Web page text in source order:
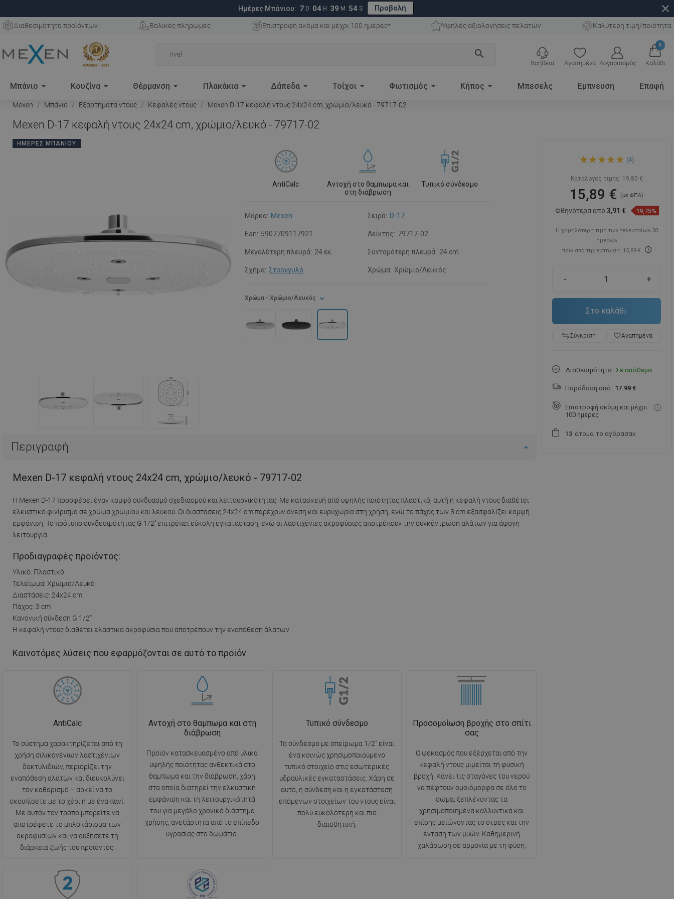
Ημέρες Μπάνιου: 7 D 04 H 39 M 53 S Προβολή close
Διαθεσιμότητα προϊόντων Βολικές πληρωμές Επιστροφή ακόμα και μέχρι 100 ημέρες* Υψηλές αξιολογήσεις πελατών Καλύτερη τιμή/ποιότητα
search
Αγαπημένα Λογαριασμός
0
Καλάθι
Βοήθεια
Μπάνιο Κουζίνα Θέρμανση Πλακάκια Δάπεδα Τοίχοι Φωτισμός Κήπος Μπεσελς Εμπνευση Επαφή
Mexen Μπάνιο Εξαρτήματα ντους Κεφαλές ντους Mexen D-17 κεφαλή ντους 24x24 cm, χρώμιο/λευκό - 79717-02
Mexen D-17 κεφαλή ντους 24x24 cm, χρώμιο/λευκό - 79717-02
ΗΜΈΡΕΣ ΜΠΆΝΙΟΥ
AntiCalc
Αντοχή στο θαμπωμα και
στη διάβρωση
Τυπικό σύνδεσμο
Μάρκα: Mexen Σειρά: D-17
Ean: 5907709117921 Δείκτης: 79717-02
Μεγαλύτερη πλευρά: 24 εκ. Συντομότερη πλευρά: 24 cm
Σχήμα: Στρογγυλό Χρώμα: Χρώμιο/Λευκός
Χρώμα - Χρώμιο/Λευκός
Περιγραφή
Mexen D-17 κεφαλή ντους 24x24 cm, χρώμιο/λευκό - 79717-02
Η Mexen D-17 προσφέρει έναν κομψό συνδυασμό σχεδιασμού και λειτουργικότητας. Με κατασκευή από υψηλής ποιότητας πλαστικό, αυτή η κεφαλή ντους διαθέτει
ελκυστικό φινίρισμα σε χρώμα χρωμίου και λευκού. Οι διαστάσεις 24x24 cm παρέχουν άνεση και ευρυχωρία στη χρήση, ενώ το πάχος των 3 cm εξασφαλίζει κομψή
εμφάνιση. Το πρότυπο συνδεσιμότητας G 1/2'' επιτρέπει εύκολη εγκατάσταση, ενώ οι λαστιχένιες ακροφύσιες αποτρέπουν την συγκέντρωση αλάτων για άψογη
λειτουργία.
Προδιαγραφές προϊόντος:
Υλικό: Πλαστικό
Τελείωμα: Χρώμιο/Λευκό
Διαστάσεις: 24x24 cm
Πάχος: 3 cm
Κανονική σύνδεση G 1/2"
Η κεφαλή ντους διαθέτει ελαστικά ακροφύσια που αποτρέπουν την εναπόθεση άλατων
Καινοτόμες λύσεις που εφαρμόζονται σε αυτό το προϊόν
AntiCalc
Το σύστημα χαρακτηρίζεται από τη
χρήση σιλικονένιων λαστιχένιων
δακτυλιδιών, περιορίζει την
εναπόθεση αλάτων και διευκολύνει
τον καθαρισμό – αρκεί να το
σκουπίσετε με το χέρι ή με ένα πανί.
Με αυτόν τον τρόπο μπορείτε να
αποτρέψετε το μπλοκάρισμα των
ακροφυσίων και να αυξήσετε τη
διάρκεια ζωής του προϊόντος.
Αντοχή στο θαμπωμα και στη
διάβρωση
Προϊόν κατασκευασμένο από υλικά
υψηλής ποιότητας ανθεκτικά στο
θαμπωμα και την διάβρωση, χάρη
στα οποία διατηρεί την ελκυστική
εμφάνιση και τη λειτουργικότητά
του για μεγάλο χρονικό διάστημα
χρήσης, ανεξάρτητα από το επίπεδο
υγρασίας στο δωμάτιο.
Τυπικό σύνδεσμο
Το σύνδεσμο με σπείρωμα 1/2" είναι
ένα κοινώς χρησιμοποιούμενο
τυπικό στοιχείο στις εσωτερικές
υδραυλικές εγκαταστάσεις. Χάρη σε
αυτό, η σύνδεση και η εγκατάσταση
επόμενων στοιχείων του ντους είναι
πολύ ευκολότερη και πιο
διαισθητική.
Προσομοίωση βροχής στο σπίτι
σας
Ο ψεκασμός που εξέρχεται από την
κεφαλή ντους μιμείται τη φυσική
βροχή. Κάνει τις σταγόνες του νερού
να πέφτουν ομοιόμορφα σε όλο το
σώμα, ξεπλένοντας τα
χρησιμοποιημένα καλλυντικά και
επίσης μειώνοντας το στρες και την
ένταση των μυών. Καθημερινή
χαλάρωση σε αρμονία με τη φύση.
24x24 cm, χρώμιο/λευκό -
(4)
Κατάλογος τιμής: 19,80 €
15,89 €(με ΦΠΑ)
Φθηνότερα από 3,91 € 19,75%
Η χαμηλότερη τιμή των τελευταίων 30
ημερών
πριν από την έκπτωση: 15,89 €
- +
Στο καλάθι
Σύγκριση favorite_borderΑγαπημένα
Διαθεσιμότητα: Σε απόθεμα
Παράδοση από: 17.99 €
Επιστροφή ακόμη και μέχρι
100 ημέρες
1 3 άτομα το αγόρασαν.